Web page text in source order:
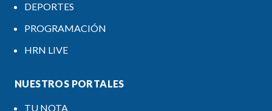
DEPORTES
PROGRAMACIÓN
HRN LIVE
NUESTROS PORTALES
TU NOTA